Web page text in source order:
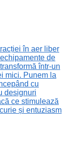
în aer liber
de
într-un
mici. Punem la
cu
designuri
ce stimulează
și entuziasm